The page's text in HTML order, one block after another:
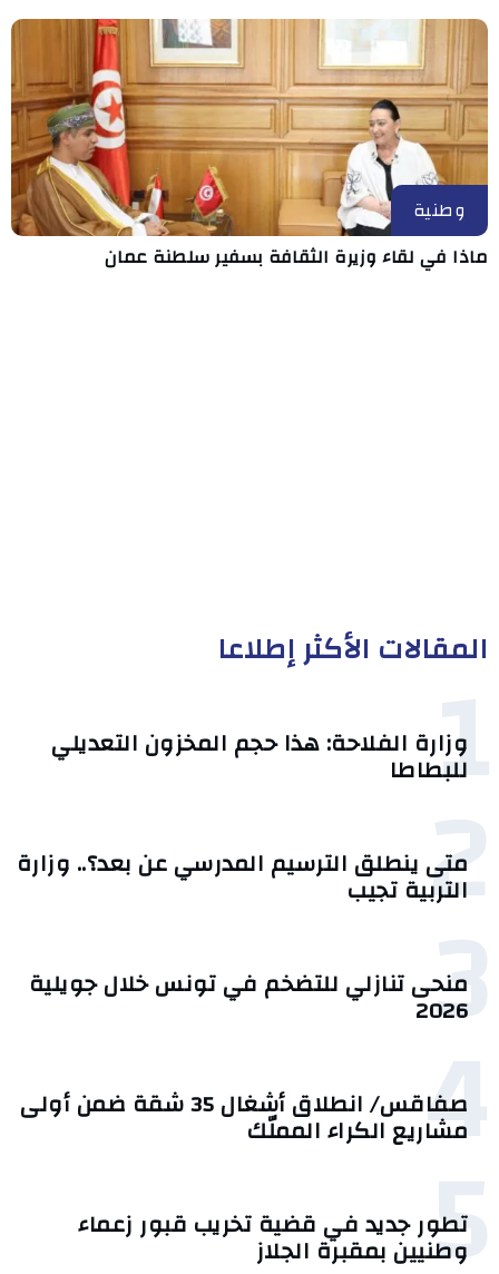
وطنية
ماذا في لقاء وزيرة الثقافة بسفير سلطنة عمان
المقالات الأكثر إطلاعا
1
وزارة الفلاحة: هذا حجم المخزون التعديلي
للبطاطا
2
متى ينطلق الترسيم المدرسي عن بعد؟.. وزارة
التربية تجيب
3 منحى تنازلي ‎للتضخم في تونس خلال جويلية
2026‎
4 صفاقس/ انطلاق أشغال 35 شقة ضمن أولى
مشاريع الكراء المملّك
5
تطور جديد في قضية تخريب قبور زعماء
وطنيين بمقبرة الجلاز